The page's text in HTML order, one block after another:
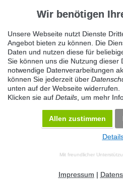
21129 Hamburg
unbenutzt, unregistriert, versiegelt
Datenschutz Impressum Kontakt
Wir benötigen
Unsere Webseite nutzt Dienste
Angebot bieten zu können. Die
Daten und nutzen diese für
Sie können uns die Nutzung dieser
notwendige Datenverarbeitungen
können Sie jederzeit über
unten auf der Webseite widerrufen.
Klicken sie auf Details , um mehr
Allen zustimmen
Mit freundlicher
Impressum |